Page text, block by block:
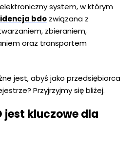
system, w którym
bdo związana z
zbieraniem,
oraz transportem
jest, abyś jako przedsiębiorca
Przyjrzyjmy się bliżej.
jest kluczowe dla